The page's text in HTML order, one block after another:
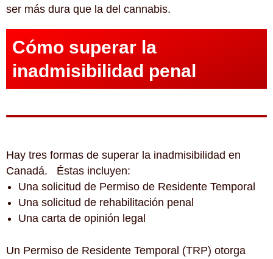
ser más dura que la del cannabis.
Cómo superar la
inadmisibilidad penal
Hay tres formas de superar la inadmisibilidad en
Canadá. Éstas incluyen:
Una solicitud de Permiso de Residente Temporal
Una solicitud de rehabilitación penal
Una carta de opinión legal
Un Permiso de Residente Temporal (TRP) otorga